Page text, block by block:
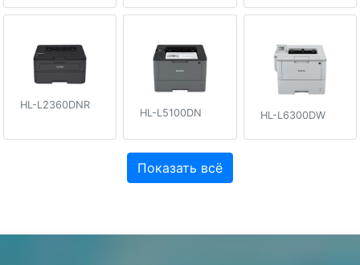
HL-L2360DNR
HL-L5100DN HL-L6300DW
Показать всё